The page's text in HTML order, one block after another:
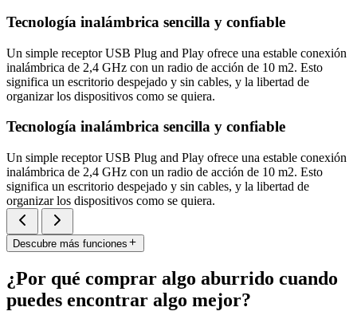
Tecnología inalámbrica sencilla y confiable
Un simple receptor USB Plug and Play ofrece una estable conexión
inalámbrica de 2,4 GHz con un radio de acción de 10 m2. Esto
significa un escritorio despejado y sin cables, y la libertad de
organizar los dispositivos como se quiera.
Tecnología inalámbrica sencilla y confiable
Un simple receptor USB Plug and Play ofrece una estable conexión
inalámbrica de 2,4 GHz con un radio de acción de 10 m2. Esto
significa un escritorio despejado y sin cables, y la libertad de
organizar los dispositivos como se quiera.
Descubre más funciones
¿Por qué comprar algo aburrido cuando
puedes encontrar algo mejor?